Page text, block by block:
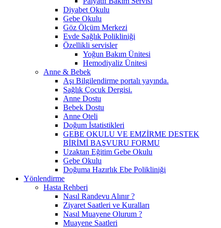
Diyabet Okulu
Gebe Okulu
Göz Ölçüm Merkezi
Evde Sağlık Polikliniği
Özellikli servisler
Yoğun Bakım Ünitesi
Hemodiyaliz Ünitesi
Anne & Bebek
Aşı Bilgilendirme portalı yayında.
Sağlık Çocuk Dergisi.
Anne Dostu
Bebek Dostu
Anne Oteli
Doğum İstatistikleri
GEBE OKULU VE EMZİRME DESTEK
BİRİMİ BAŞVURU FORMU
Uzaktan Eğitim Gebe Okulu
Gebe Okulu
Doğuma Hazırlık Ebe Polikliniği
Yönlendirme
Hasta Rehberi
Nasıl Randevu Alınır ?
Ziyaret Saatleri ve Kuralları
Nasıl Muayene Olurum ?
Muayene Saatleri